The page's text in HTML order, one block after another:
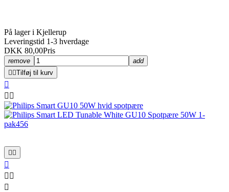
På lager i Kjellerup
Leveringstid 1-3 hverdage
DKK 80,00Pris
remove
add
 Tilføj til kurv

 
 

 
